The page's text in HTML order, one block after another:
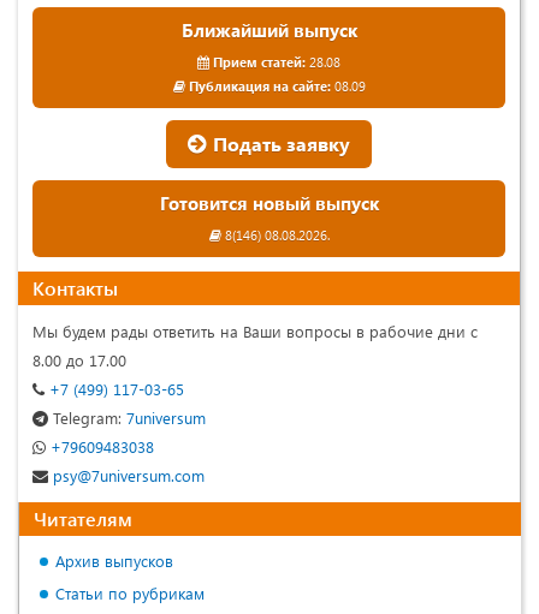
Ближайший выпуск
Прием статей: 28.08
Публикация на сайте:08.09
Подать заявку
Готовится новый выпуск
8(146) 08.08.2026.
Контакты
Мы будем рады ответить на Ваши вопросы в рабочие дни с
8.00 до 17.00
+7 (499) 117-03-65
Telegram: 7universum
+79609483038
psy@7universum.com
Читателям
Архив выпусков
Статьи по рубрикам